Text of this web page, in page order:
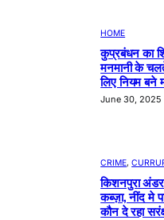
HOME
कुप्रबंधन का
मनमानी के
लिए नियम बने
June 30, 2025
CRIME,
किशनपुरा
कब्ज़ा, नींद मे
कौन दे रहा